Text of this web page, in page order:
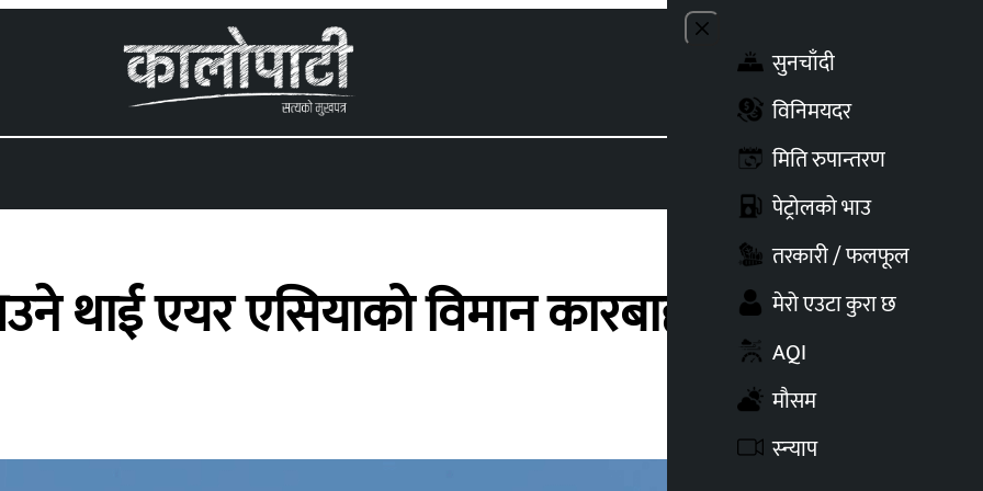
Close menu
सुनचाँदी
विनिमयदर
मिति रुपान्तरण
पेट्रोलको भाउ
तरकारी / फलफूल
मेरो एउटा कुरा छ
AQI
मौसम
स्न्याप
थाई एयर एसियाको विमान कारबाहीमा